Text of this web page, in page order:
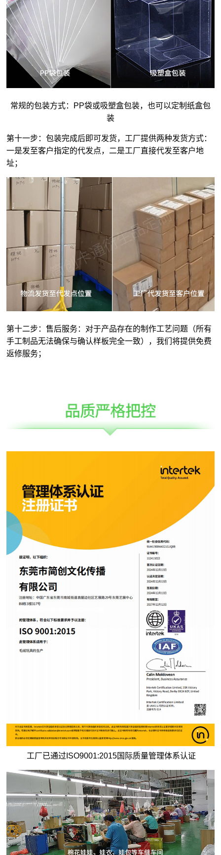
常规的包装方式：PP袋或吸塑盒包装，也可以定制纸盒包
装
第十一步：包装完成后即可发货，工厂提供两种发货方式：
一是发至客户指定的代发点，二是工厂直接代发至客户地
址；
第十二步：售后服务：对于产品存在的制作工艺问题（所有
手工制品无法确保与确认样板完全一致），我们将提供免费
返修服务；
工厂已通过ISO9001:2015国际质量管理体系认证